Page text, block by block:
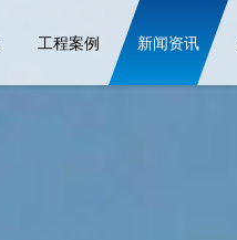
工程案例 新闻资讯